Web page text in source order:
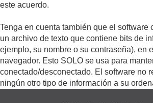
este acuerdo.
Tenga en cuenta también que el software
un archivo de texto que contiene bits de
ejemplo, su nombre o su contraseña), en
navegador. Esto SOLO se usa para
conectado/desconectado. El software no
ningún otro tipo de información a su